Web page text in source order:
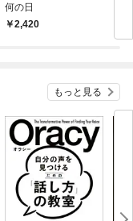
何の日
2,420
もっと見る